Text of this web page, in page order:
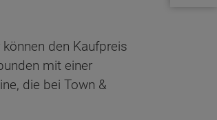
den Kaufpreis
mit einer
die bei Town &